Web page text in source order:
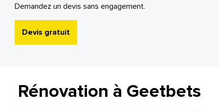
Demandez un devis sans engagement.
Devis gratuit
Rénovation à Geetbets